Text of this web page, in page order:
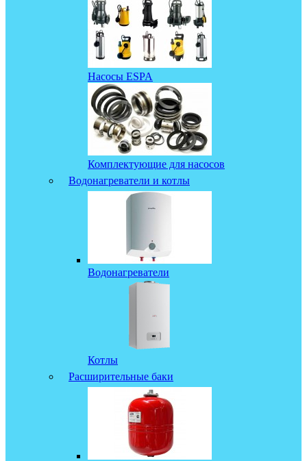
Насосы ESPA
Комплектующие для насосов
Водонагреватели и котлы
Водонагреватели
Котлы
Расширительные баки